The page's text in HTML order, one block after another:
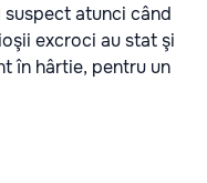
suspect atunci când
excroci au stat şi
în hârtie, pentru un